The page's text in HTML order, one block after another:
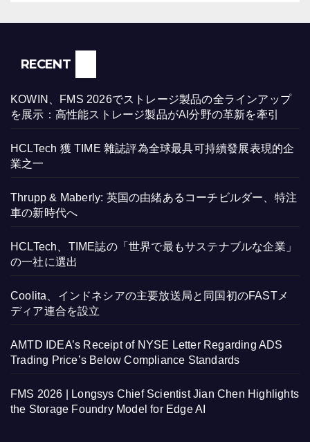
RECENT
KOWIN、FMS 2026でストレージ製品の全ラインアップ
を展示：高性能ストレージ製品がAI分野の革新を牽引
HCLTech 獲 TIME 雜誌評為全球最具可持續發展表現的企
業之一
Thrupp & Maberly: 英国の由緒あるコーチビルダー、特注
車の新時代へ
HCLTech、TIME誌の「世界で最もサステナブルな企業」
の一社に選出
Coolita、インドネシアの主要放送局と同国初のFASTメ
ディア連合を設立
AMTD IDEA’s Receipt of NYSE Letter Regarding ADS
Trading Price’s Below Compliance Standards
FMS 2026 | Longsys Chief Scientist Jian Chen Highlights
the Storage Foundry Model for Edge AI